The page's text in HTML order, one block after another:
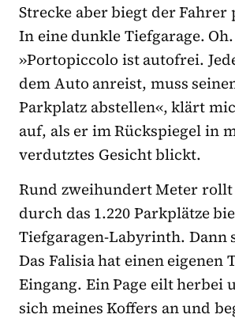
Strecke aber biegt der Fahrer
In eine dunkle Tiefgarage. Oh.
»Portopiccolo ist autofrei.
dem Auto anreist, muss
Parkplatz abstellen«, klärt
auf, als er im Rückspiegel in
verdutztes Gesicht blickt.
Rund zweihundert Meter rollt
durch das 1.220 Parkplätze
Tiefgaragen-Labyrinth. Dann
Das Falisia hat einen eigenen
Eingang. Ein Page eilt herbei
sich meines Koffers an und